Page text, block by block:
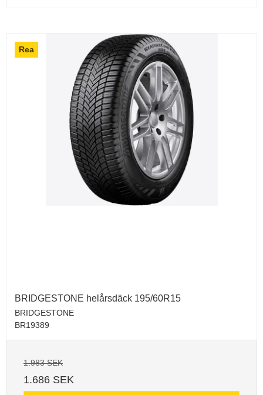
Rea
BRIDGESTONE helårsdäck 195/60R15
BRIDGESTONE
BR19389
1.983 SEK
1.686 SEK